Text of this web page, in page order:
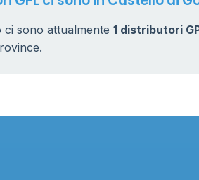
ci sono attualmente 1 distributori